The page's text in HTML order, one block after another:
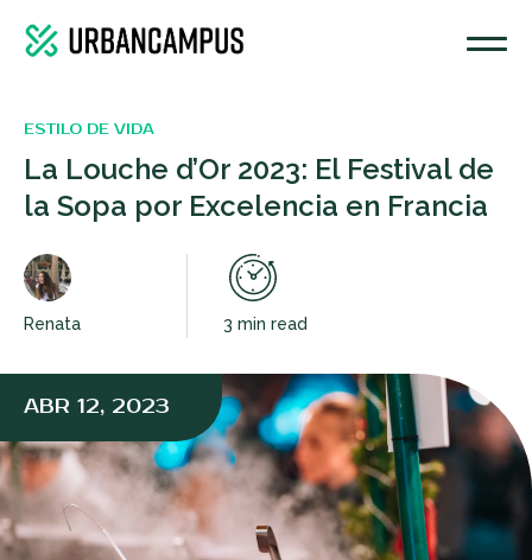
ABR 12, 2023
ESTILO DE VIDA
La Louche d’Or 2023: El Festival de
la Sopa por Excelencia en Francia
Renata 3 min read